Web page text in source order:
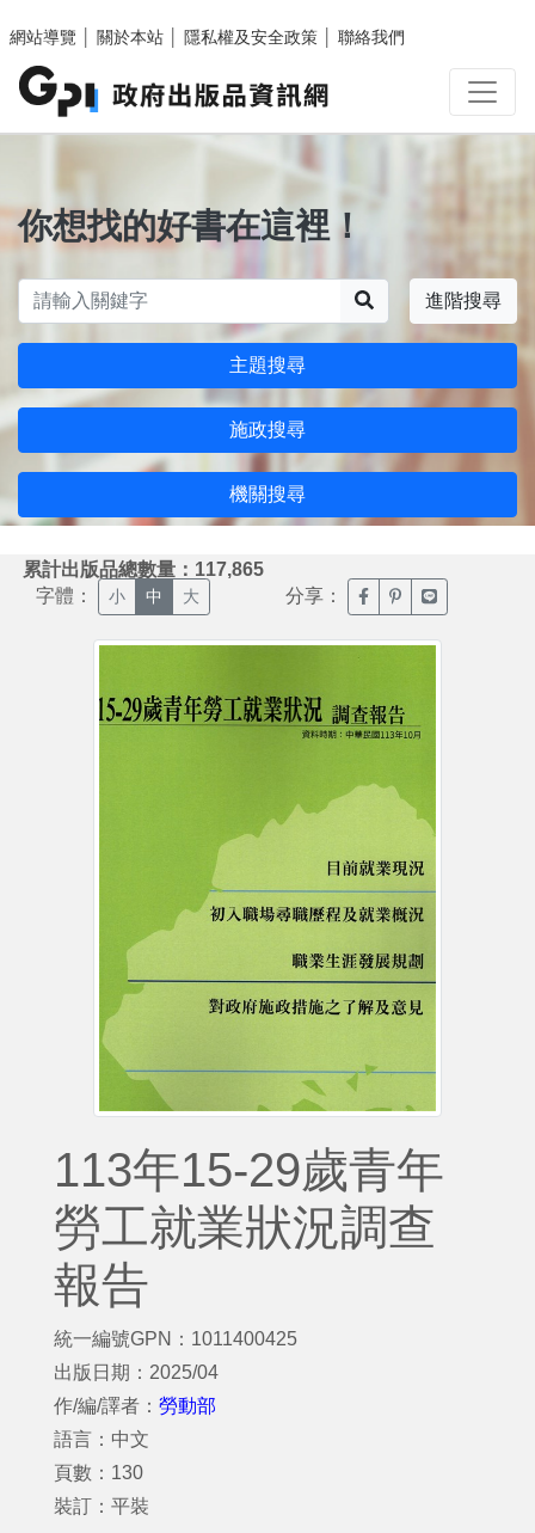
網站導覽
關於本站 隱私權及安全政策 聯絡我們
你想找的好書在這裡！
進階搜尋
主題搜尋
施政搜尋
機關搜尋
累計出版品總數量：117,865
字體： 小 中 大 分享： 臉書分享(另開新視窗)
噗浪分享(另開新
Line分享(另
113年15-29歲青年
勞⼯就業狀況調查
報告
統一編號GPN：1011400425
出版日期：2025/04
作/編/譯者： 勞動部
語言：中文
頁數：130
裝訂：平裝